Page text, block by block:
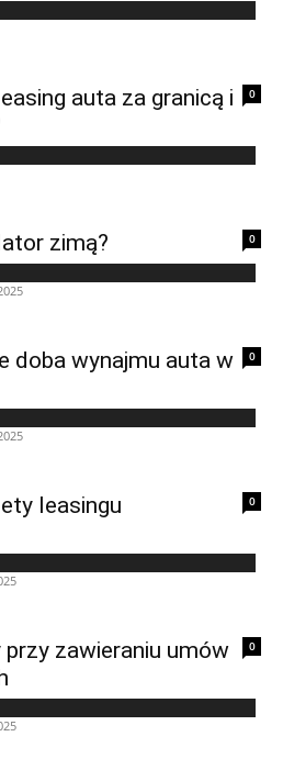
0
auta za granicą i
0
zimą?
0
doba wynajmu auta w
0
leasingu
0
zawieraniu umów